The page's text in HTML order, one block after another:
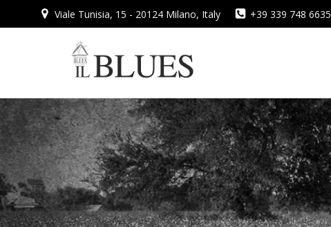
al
Viale Tunisia, 15 - 20124 Milano, Italy +39 339 748 6635